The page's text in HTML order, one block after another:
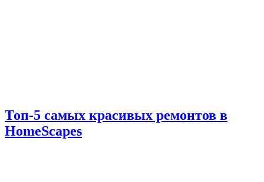
Топ-5 самых красивых ремонтов в
HomeScapes